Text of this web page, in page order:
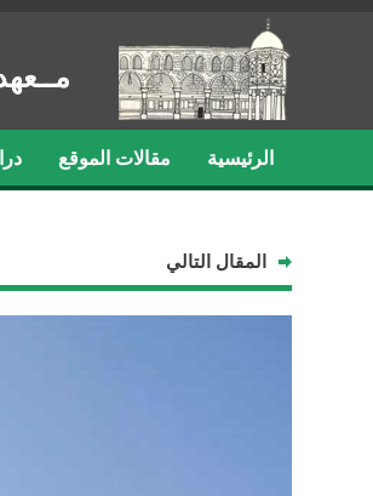
الرئيسية مقالات الموقع
المقال التالي